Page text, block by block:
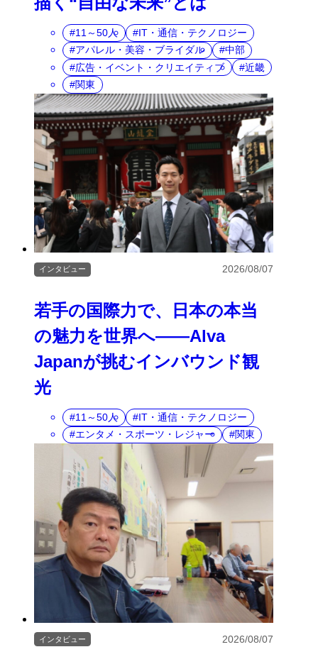
11～50人
IT・通信・テクノロジー
アパレル・美容・ブライダル
中部
広告・イベント・クリエイティブ
近畿
関東
若手の国際力で、日本の本当
の魅力を世界へ――Alva
Japanが挑むインバウンド観
光
インタビュー 2026/08/07
11～50人
IT・通信・テクノロジー
エンタメ・スポーツ・レジャー
関東
インタビュー 2026/08/07